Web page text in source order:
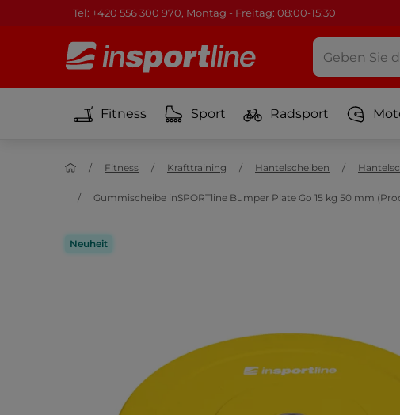
Tel: +420 556 300 970, Montag - Freitag: 08:00-15:30
Fitness Sport Radsport
Fitness Krafttraining Hantelscheiben
Gummischeibe inSPORTline Bumper Plate Go 15 kg 50 mm
Neuheit